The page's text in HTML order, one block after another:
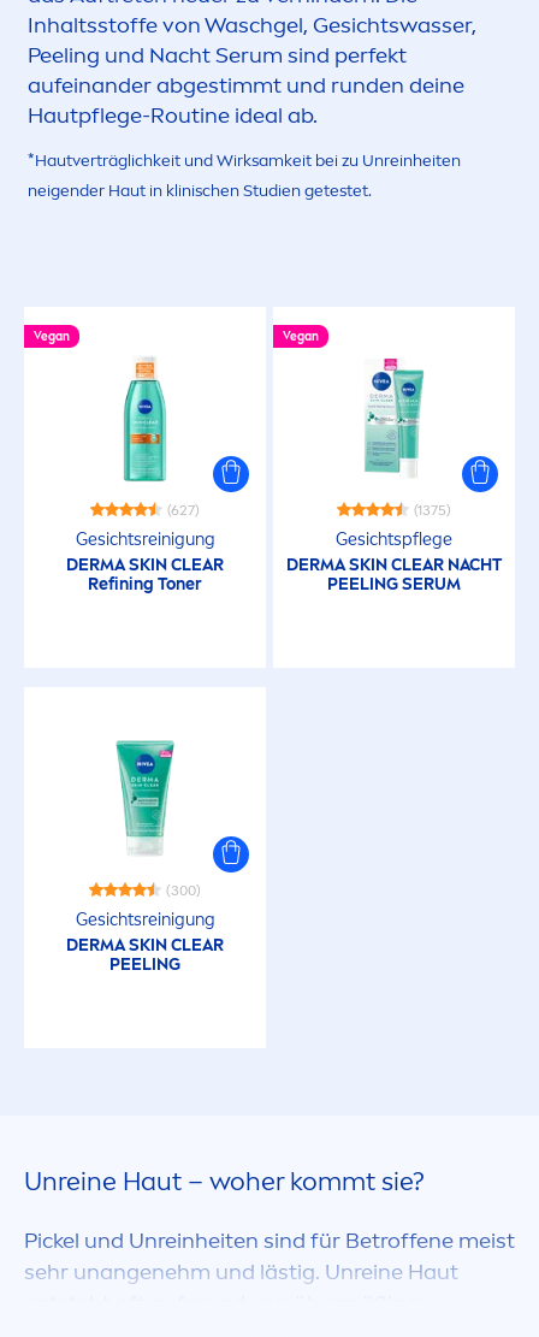
Inhaltsstoffe von Waschgel, Gesichtswasser,
Peeling und Nacht Serum sind perfekt
aufeinander abgestimmt und runden deine
Hautpflege-Routine ideal ab.
*Hautverträglichkeit und Wirksamkeit bei zu Unreinheiten
neigender Haut in klinischen Studien getestet.
Vegan
(627)
Gesichtsreinigung
DERMASKINCLEAR
Refining Toner
Vegan
(1375)
Gesichtspflege
DERMASKINCLEAR NACHT
PEELING SERUM
(300)
Gesichtsreinigung
DERMASKINCLEAR
PEELING
Unreine Haut – woher kommt sie?
Pickel und Unreinheiten sind für Betroffene meist
sehr unangenehm und lästig. Unreine Haut